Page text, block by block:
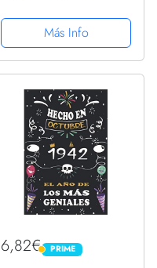
CamisetaMás Info
6,82€ PRIME
PRIME